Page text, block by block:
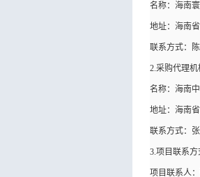
名称：海南
地址：海南
联系方式：
2.采购代理
名称：海南
地址：海南
联系方式：
3.项目联系方
项目联系人